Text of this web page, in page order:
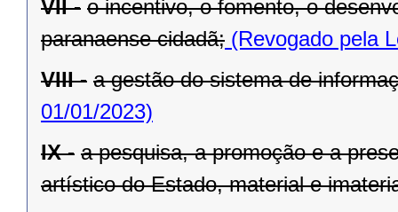
VII - o incentivo, o fomento, o
paranaense cidadã; (Revogado pela
VIII - a gestão do sistema de
01/01/2023)
IX - a pesquisa, a promoção e a
artístico do Estado, material e